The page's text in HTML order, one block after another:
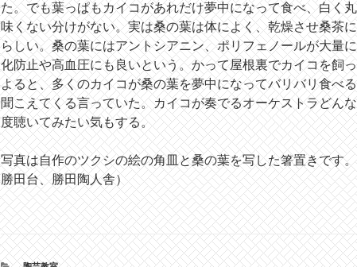
た。でも葉っぱもカイコがあれだけ夢中になって食べ、白く
味くない分けがない。実は桑の葉は体によく、乾燥させ桑茶
らしい。桑の葉にはアントシアニン、ポリフェノールが大量
化防止や高血圧にも良いという。かって屋根裏でカイコを飼
よると、多くのカイコが桑の葉を夢中になってバリバリ食べ
聞こえてくる言っていた。カイコが奏でるオーケストラどん
度聴いてみたい気もする。
写真は自作のツクシの絵の角皿と桑の葉を写した箸置きです
勝田台、勝田陶人舎）